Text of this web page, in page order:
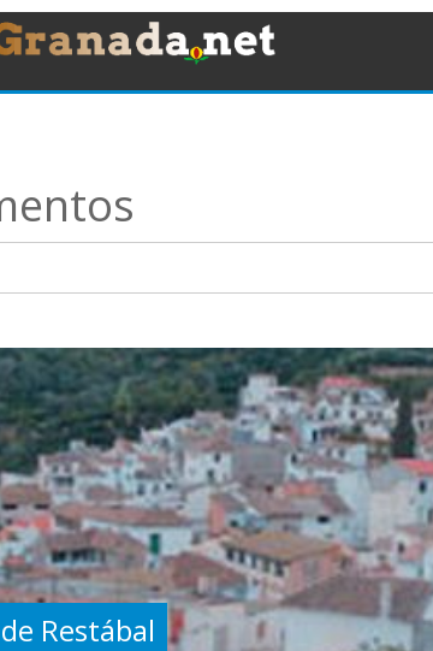
Restábal